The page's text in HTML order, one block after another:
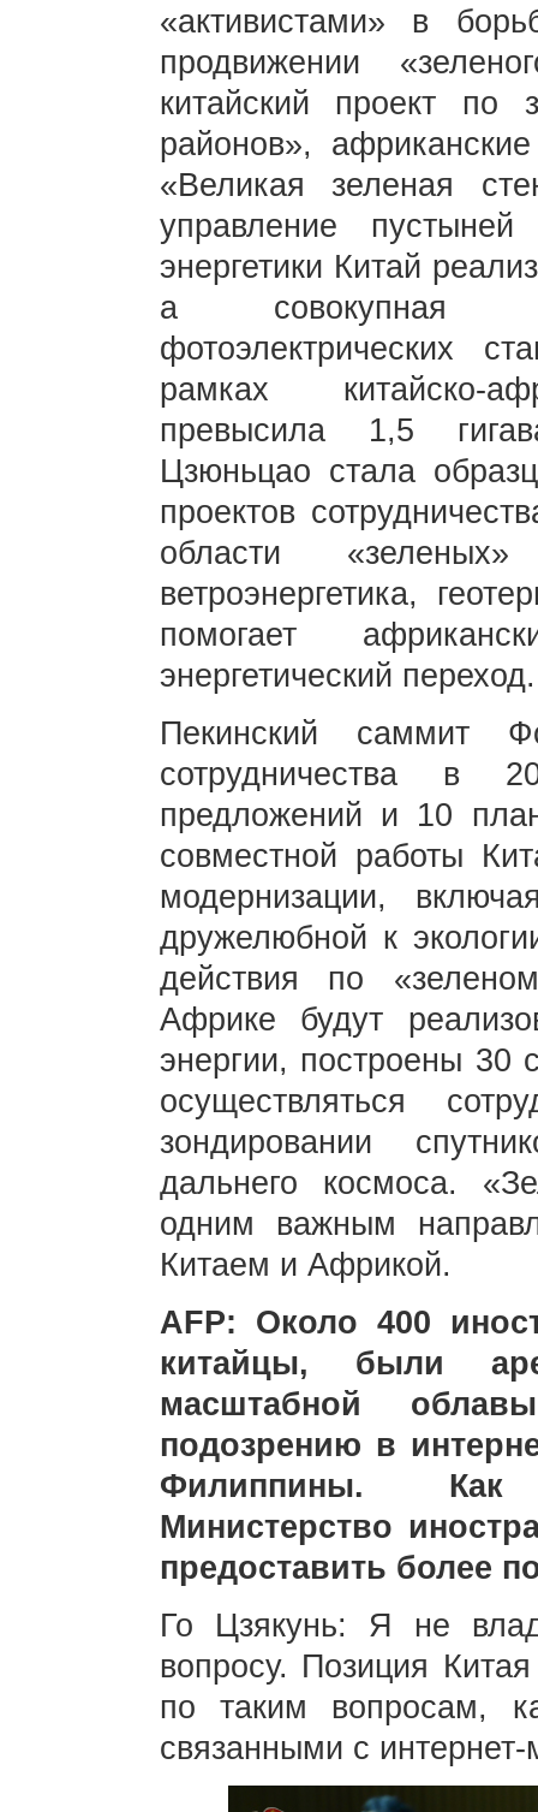
«активистами» в
продвижении
китайский проект по
районов»,
«Великая зеленая
управление
энергетики Китай
а совокупная
фотоэлектрических
рамках китайско-
превысила 1,5
Цзюньцао стала
проектов
области
ветроэнергетика,
помогает
энергетический переход.
Пекинский саммит
сотрудничества в
предложений и 10
совместной работы
модернизации,
дружелюбной к
действия по
Африке будут
энергии, построены 30
осуществляться
зондировании
дальнего космоса.
одним важным
Китаем и Африкой.
AFP: Около 400
китайцы, были
масштабной
подозрению в
Филиппины. Как
Министерство
предоставить более
Го Цзякунь: Я не
вопросу. Позиция
по таким вопросам,
связанными с